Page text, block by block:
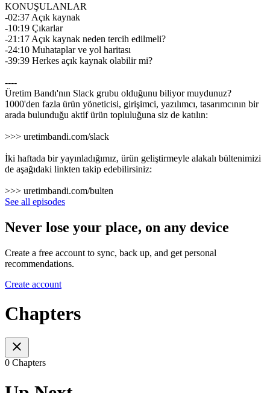
KONUŞULANLAR
-02:37 Açık kaynak
-10:19 Çıkarlar
-21:17 Açık kaynak neden tercih edilmeli?
-24:10 Muhataplar ve yol haritası
-39:39 Herkes açık kaynak olabilir mi?
----
Üretim Bandı'nın Slack grubu olduğunu biliyor muydunuz?
1000'den fazla ürün yöneticisi, girişimci, yazılımcı, tasarımcının bir
arada bulunduğu aktif ürün topluluğuna siz de katılın:
>>> uretimbandi.com/slack
İki haftada bir yayınladığımız, ürün geliştirmeyle alakalı bültenimizi
de aşağıdaki linkten takip edebilirsiniz:
>>> uretimbandi.com/bulten
See all episodes
Never lose your place, on any device
Create a free account to sync, back up, and get personal
recommendations.
Create account
Chapters
0 Chapters